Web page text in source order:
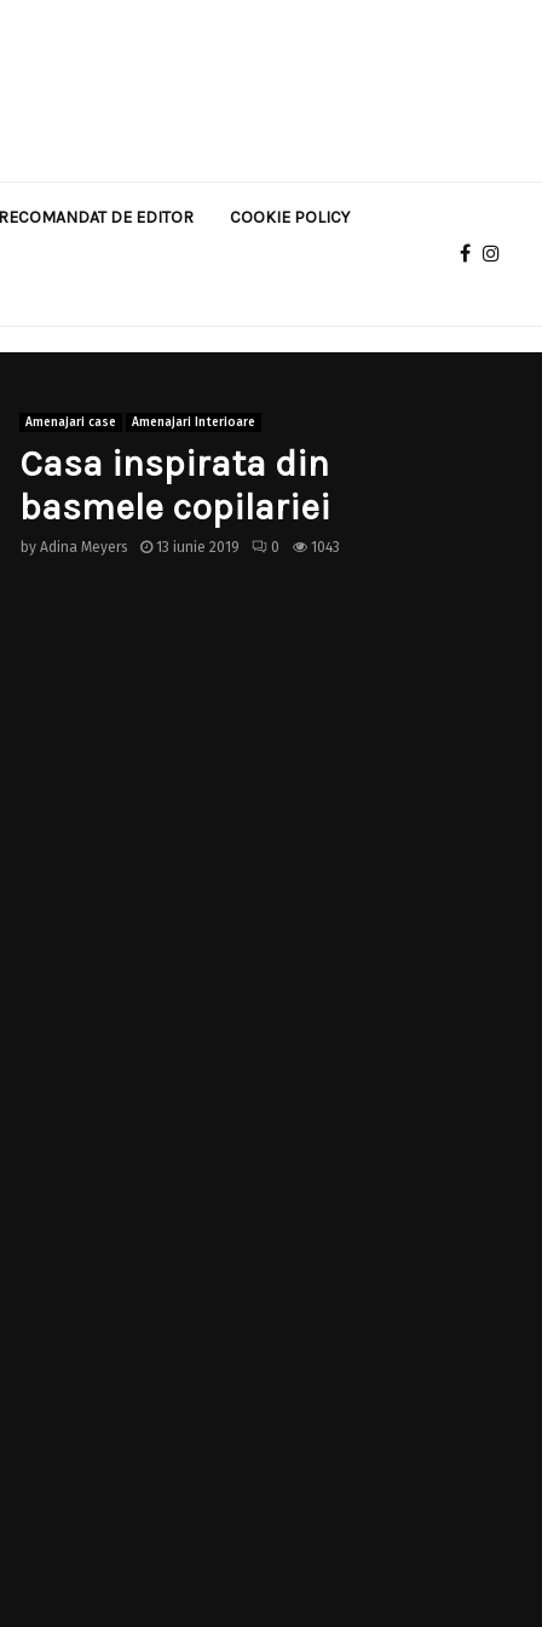
RECOMANDAT DE EDITOR COOKIE POLICY
Amenajari case Amenajari Interioare
Casa inspirata din
basmele copilariei
by Adina Meyers 13 iunie 2019 0 1043